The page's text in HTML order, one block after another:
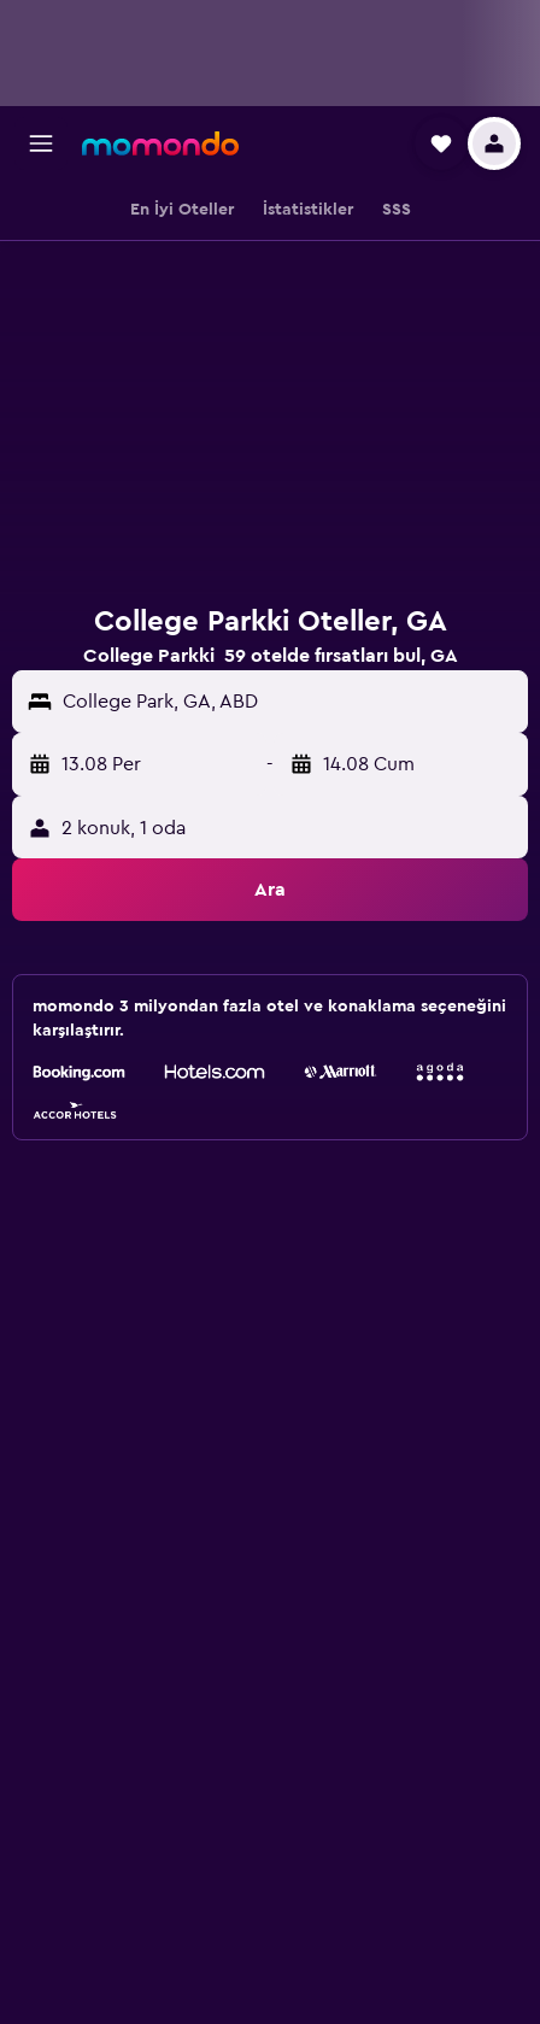
En İyi Oteller İstatistikler SSS
College Parkki Oteller, GA
College Parkki 59 otelde fırsatları bul, GA
College Park, GA, ABD
13.08 Per - 14.08 Cum
2 konuk, 1 oda
Ara
momondo 3 milyondan fazla otel ve konaklama seçeneğini
karşılaştırır.